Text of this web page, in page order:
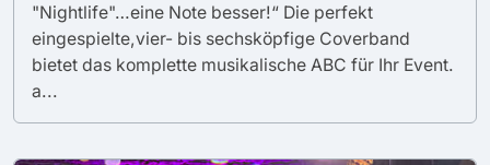
"Nightlife"…eine Note besser!“ Die perfekt
eingespielte,vier- bis sechsköpfige Coverband
bietet das komplette musikalische ABC für Ihr Event.
a...